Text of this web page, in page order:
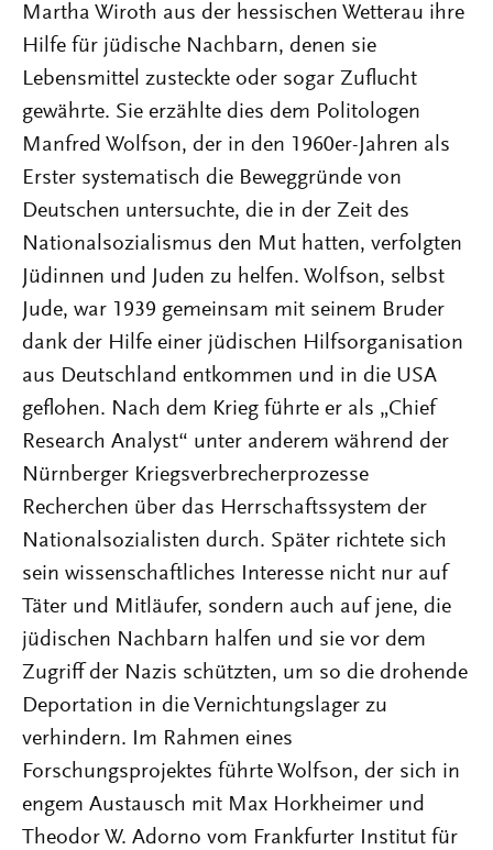
Martha Wiroth aus der hessischen Wetterau ihre
Hilfe für jüdische Nachbarn, denen sie
Lebensmittel zusteckte oder sogar Zuflucht
gewährte. Sie erzählte dies dem Politologen
Manfred Wolfson, der in den 1960er-Jahren als
Erster systematisch die Beweggründe von
Deutschen untersuchte, die in der Zeit des
Nationalsozialismus den Mut hatten, verfolgten
Jüdinnen und Juden zu helfen. Wolfson, selbst
Jude, war 1939 gemeinsam mit seinem Bruder
dank der Hilfe einer jüdischen Hilfsorganisation
aus Deutschland entkommen und in die USA
geflohen. Nach dem Krieg führte er als „Chief
Research Analyst“ unter anderem während der
Nürnberger Kriegsverbrecherprozesse
Recherchen über das Herrschaftssystem der
Nationalsozialisten durch. Später richtete sich
sein wissenschaftliches Interesse nicht nur auf
Täter und Mitläufer, sondern auch auf jene, die
jüdischen Nachbarn halfen und sie vor dem
Zugriff der Nazis schützten, um so die drohende
Deportation in die Vernichtungslager zu
verhindern. Im Rahmen eines
Forschungsprojektes führte Wolfson, der sich in
engem Austausch mit Max Horkheimer und
Theodor W. Adorno vom Frankfurter Institut für